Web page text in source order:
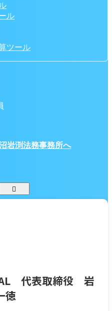
ル
ツール
岩渕法務事務所へ
代表取締役 岩
徳